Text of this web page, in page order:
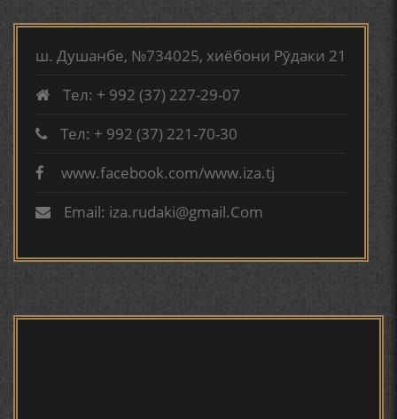
ТАРЧУМАИ ХОЛ/MIRZO
Сайри осорхона - Мирзо
АБУАБДУЛЛОҲИ РӮДАКӢ ДАР ТАҲҚИҚИ ТОҶИДДИН
МАРДОНӢ УМРИДДИН ЮСУФӢ ИНСТИТУТИ ЗАБОН
КИРОМИ БУХОРӢ ШОИРИ ИНСОНДӮСТ УСМОНОВА
ГУЛБАҲОР.
ТАҶАССУМИ ҲАСБИ ҲОЛ ДАР ҒАЗАЛИЁТИ КИРОМИ
БУХОРОӢ УСМОНОВА Г.Ф.
БЕРУНӢ ВА НАВРӮЗИ АҶАМ
ш. Душанбе, №734025, хиёбони Рӯдаки 21
Тел: + 992 (37) 227-29-07
Тел: + 992 (37) 221-70-30
www.facebook.com/www.iza.tj
Email: iza.rudaki@gmail.Com